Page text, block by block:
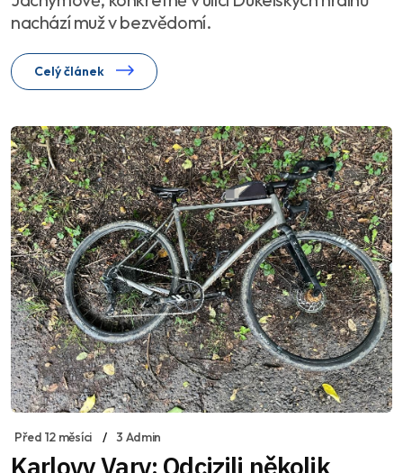
nachází muž v bezvědomí.
Celý článek
Před 12 měsíci 3 Admin
Karlovy Vary: Odcizili několik